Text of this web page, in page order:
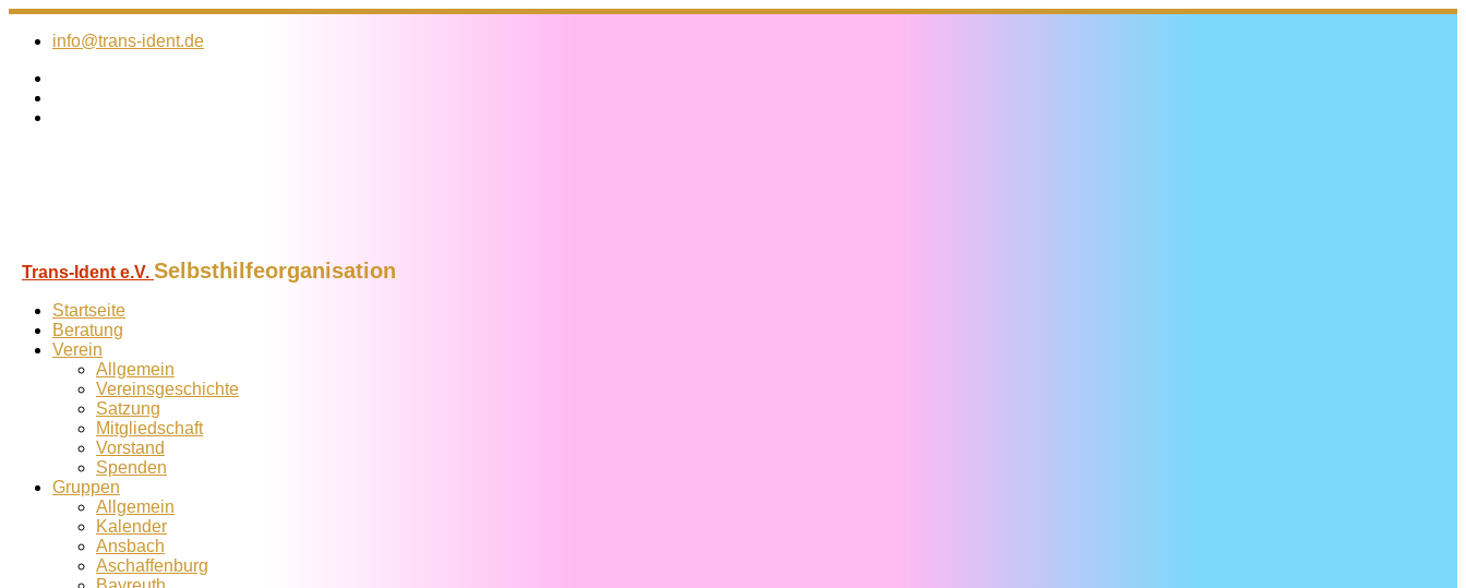
Zum
Inhalt
info@trans-ident.de
Trans-Ident e.V. Selbsthilfeorganisation
Startseite
Beratung
Verein
Allgemein
Vereins­geschichte
Satzung
Mitglied­schaft
Vorstand
Spenden
Gruppen
Allgemein
Kalender
Ansbach
Aschaffenburg